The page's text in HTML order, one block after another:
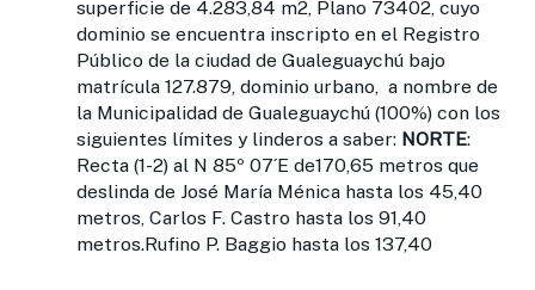
superficie de 4.283,84 m2, Plano 73402, cuyo
dominio se encuentra inscripto en el Registro
Público de la ciudad de Gualeguaychú bajo
matrícula 127.879, dominio urbano, a nombre de
la Municipalidad de Gualeguaychú (100%) con los
siguientes límites y linderos a saber: NORTE:
Recta (1-2) al N 85º 07´E de170,65 metros que
deslinda de José María Ménica hasta los 45,40
metros, Carlos F. Castro hasta los 91,40
metros.Rufino P. Baggio hasta los 137,40